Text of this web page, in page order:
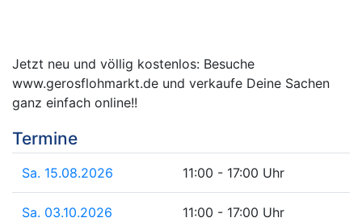
Jetzt neu und völlig kostenlos: Besuche
www.gerosflohmarkt.de und verkaufe Deine Sachen
ganz einfach online!!
Termine
Sa. 15.08.2026 11:00 - 17:00 Uhr
Sa. 03.10.2026 11:00 - 17:00 Uhr